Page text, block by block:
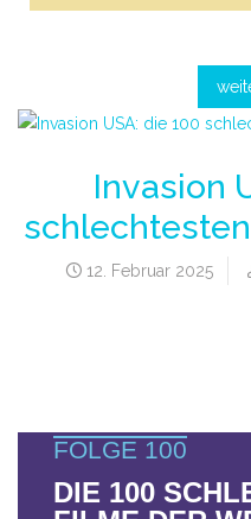
Invasion
12. Februar 2025
FOLGE 100
DIE 100